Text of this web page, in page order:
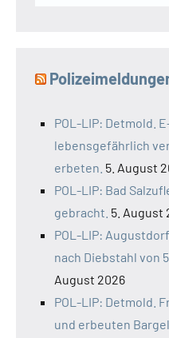
POL-LIP: Detmold.
lebensgefährlich
erbeten. 5. August
POL-LIP: Bad
gebracht. 5. August
POL-LIP:
nach Diebstahl von
August 2026
POL-LIP: Detmold.
und erbeuten